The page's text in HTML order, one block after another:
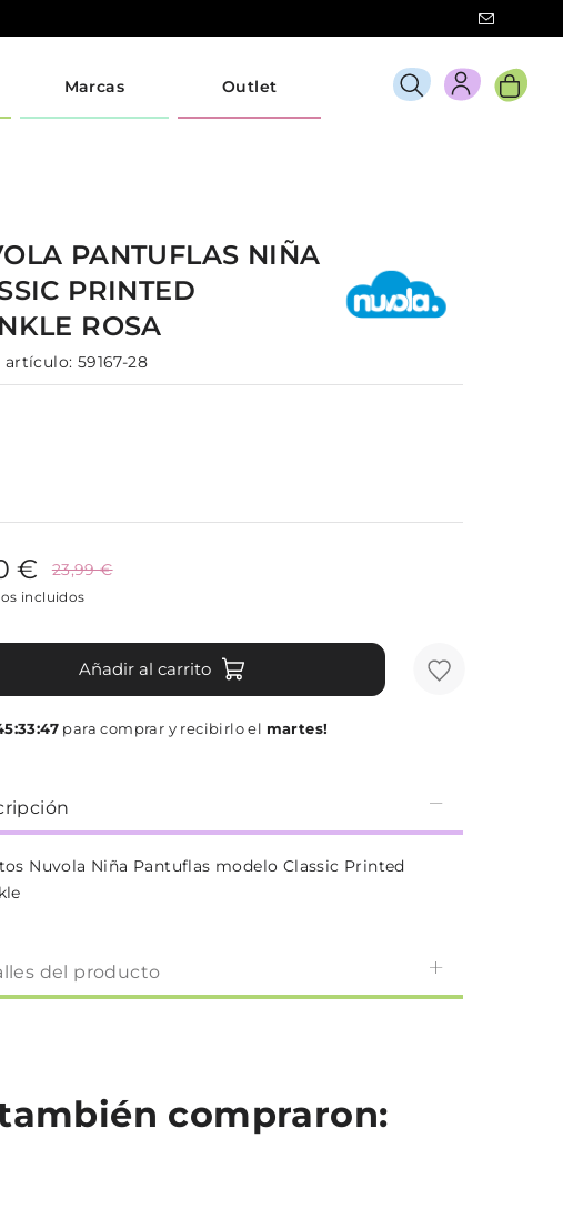
Marcas Outlet
PANTUFLAS NIÑA
PRINTED
ROSA
artículo: 59167-28
€ 23,99 €
incluidos
Añadir al carrito
para comprar y recibirlo el martes!
Nuvola Niña Pantuflas modelo Classic Printed
del producto
compraron: